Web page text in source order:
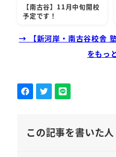
【南古谷】11月中旬開校
予定です！
→ 【新河岸・南古谷校舎
をもっ
この記事を書いた人